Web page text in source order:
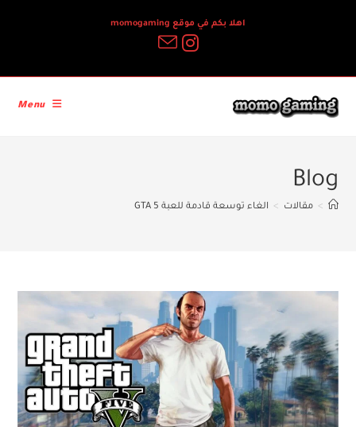
اهلا بكم في موقع momogaming
Menu
Blog
> مقالات > الغاء توسعة قادمة للعبة GTA 5